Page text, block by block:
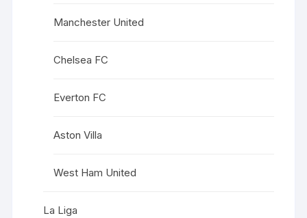
Manchester United
Chelsea FC
Everton FC
Aston Villa
West Ham United
La Liga